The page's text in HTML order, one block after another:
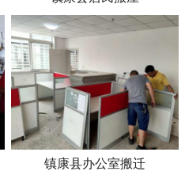
镇康县办公室搬迁